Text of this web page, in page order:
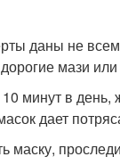
даны не
мази
минут в
дает
маску,